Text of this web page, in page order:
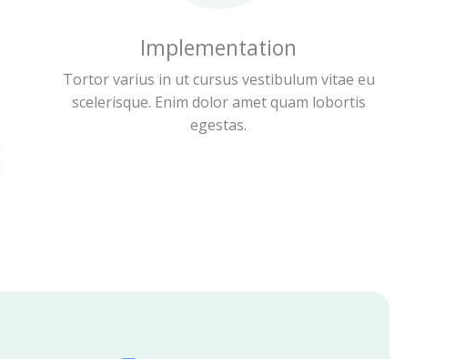
Implementation
Tortor varius in ut cursus vestibulum vitae eu
scelerisque. Enim dolor amet quam lobortis
egestas.